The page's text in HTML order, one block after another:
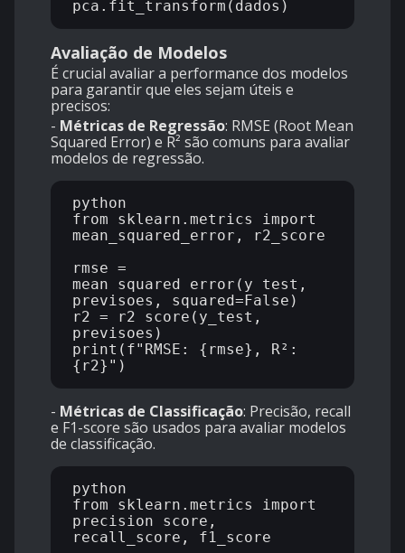
Avaliação de Modelos
É crucial avaliar a performance dos modelos
para garantir que eles sejam úteis e
precisos:
- Métricas de Regressão: RMSE (Root Mean
Squared Error) e R² são comuns para avaliar
modelos de regressão.
python
from sklearn.metrics import
mean_squared_error, r2_score
rmse =
mean_squared_error(y_test,
previsoes, squared=False)
r2 = r2_score(y_test,
previsoes)
print(f"RMSE: {rmse}, R²:
- Métricas de Classificação: Precisão, recall
e F1-score são usados para avaliar modelos
de classificação.
python
from sklearn.metrics import
precision_score,
recall_score, f1_score